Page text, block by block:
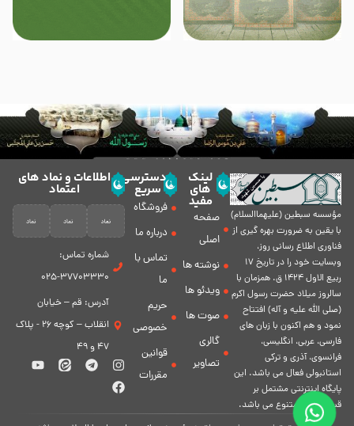
مؤسسه سبطين (عليهماالسلام)
با يقين به ضرورت بهره گیرى از
فناورى اطلاع رسانى روز،
وبسایت خود را در تاريخ 17
ربيع الاول 1424 ق. همزمان با
سالروز ميلاد حضرت رسول اكرم
(صلی الله علیه و آله) افتتاح
نمود و هم اكنون با زبان های
فارسی، عربى، انگلیسی،
فرانسوی، آذری و ترکی
استانبولی فعال مى باشد. اين
پايگاه اينترنتى مشتمل بر
قسمت هاى متنوع مى باشد.
لینک
های
مفید
صفحه
اصلی
نوشته ها
ویدئو ها
صوت ها
گالری
تصاویر
دسترسی
سریع
فروشگاه
درباره ما
تماس با
ما
حریم
خصوصی
قوانین
مقررات
اطلاعات و نماد های
اعتماد
شماره تماس:
37703330-025
آدرس: قم – خیابان
انقلاب – کوچه 26 - پلاک
47 و 49